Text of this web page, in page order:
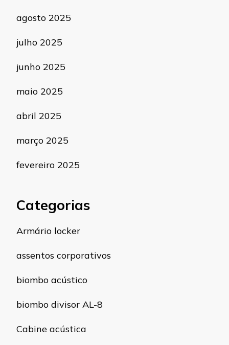
agosto 2025
julho 2025
junho 2025
maio 2025
abril 2025
março 2025
fevereiro 2025
Categorias
Armário locker
assentos corporativos
biombo acústico
biombo divisor AL-8
Cabine acústica